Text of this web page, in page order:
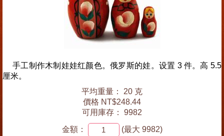
手工制作木制娃娃红颜色。俄罗斯的娃。设置 3 件。高 5.5
厘米。
平均重量： 20 克
價格 NT$248.44
可用庫存： 9982
金額： (最大 9982)